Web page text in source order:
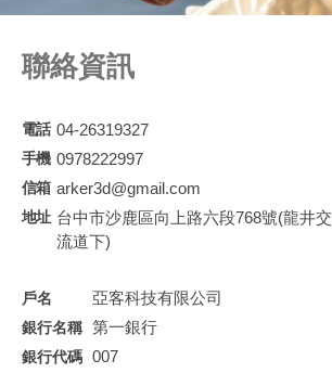
聯絡資訊
04-26319327
0978222997
arker3d@gmail.com
台中市沙鹿區向上路六段768號(龍井交
流道下)
亞客科技有限公司
第一銀行
007